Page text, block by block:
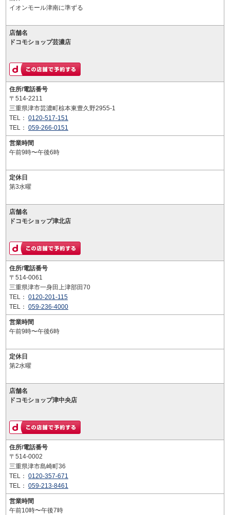
イオンモール津南に準ずる
店舗名
ドコモショップ芸濃店
住所/電話番号
〒514-2211
三重県津市芸濃町椋本東豊久野2955-1
TEL： 0120-517-151
TEL： 059-266-0151
営業時間
午前9時〜午後6時
定休日
第3水曜
店舗名
ドコモショップ津北店
住所/電話番号
〒514-0061
三重県津市一身田上津部田70
TEL： 0120-201-115
TEL： 059-236-4000
営業時間
午前9時〜午後6時
定休日
第2水曜
店舗名
ドコモショップ津中央店
住所/電話番号
〒514-0002
三重県津市島崎町36
TEL： 0120-357-671
TEL： 059-213-8461
営業時間
午前10時〜午後7時